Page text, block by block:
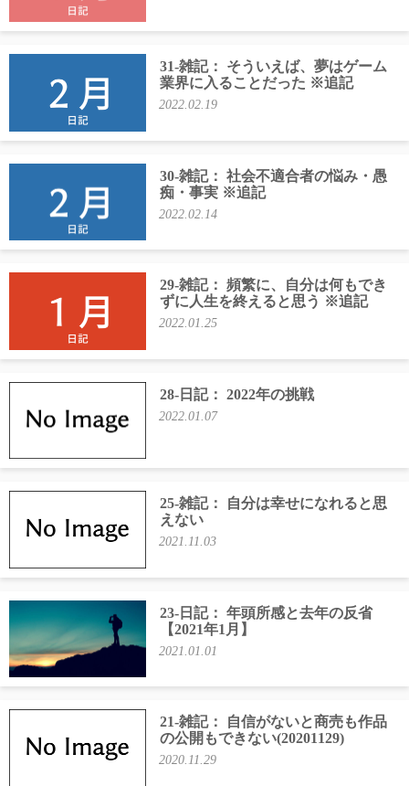
31-雑記： そういえば、夢はゲーム
業界に入ることだった ※追記
2022.02.19
30-雑記： 社会不適合者の悩み・愚
痴・事実 ※追記
2022.02.14
29-雑記： 頻繁に、自分は何もでき
ずに人生を終えると思う ※追記
2022.01.25
28-日記： 2022年の挑戦
2022.01.07
25-雑記： 自分は幸せになれると思
えない
2021.11.03
23-日記： 年頭所感と去年の反省
【2021年1月】
2021.01.01
21-雑記： 自信がないと商売も作品
の公開もできない(20201129)
2020.11.29